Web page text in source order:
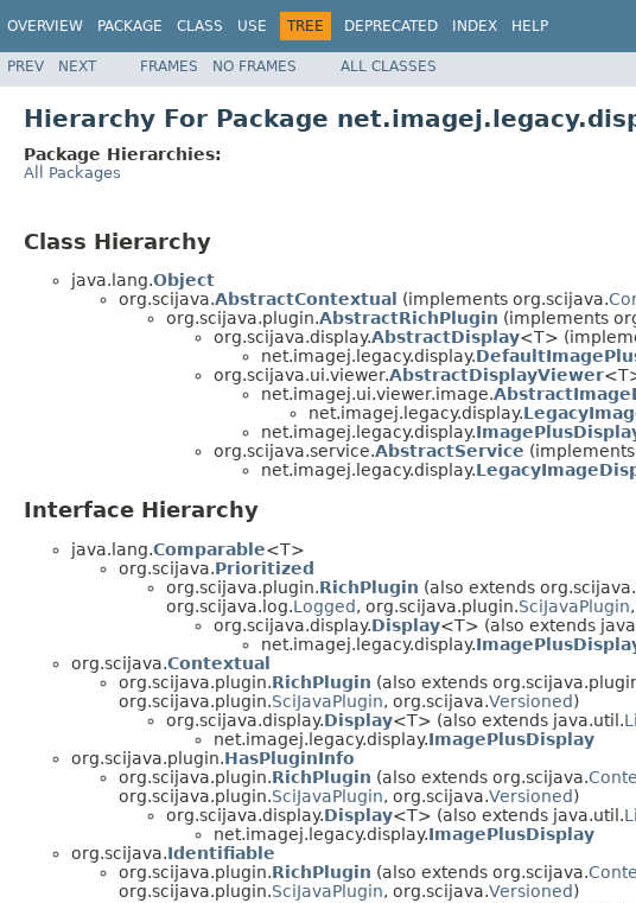
OVERVIEW PACKAGE CLASS USE TREE DEPRECATED INDEX HELP
PREV NEXT FRAMES NO FRAMES ALL CLASSES
Hierarchy For Package
Package Hierarchies:
All Packages
Class Hierarchy
java.lang.Object
org.scijava.AbstractContextual (implements org.scijava.
org.scijava.plugin.AbstractRichPlugin (implements
org.scijava.display.AbstractDisplay<T>
net.imagej.legacy.display.
org.scijava.ui.viewer.AbstractDisplayViewer
net.imagej.ui.viewer.image.
net.imagej.legacy.display.
net.imagej.legacy.display.
org.scijava.service.AbstractService
net.imagej.legacy.display.
Interface Hierarchy
java.lang.Comparable<T>
org.scijava.Prioritized
org.scijava.plugin.RichPlugin (also extends org.scijava.
org.scijava.log.Logged, org.scijava.plugin.SciJavaPlugin
org.scijava.display.Display<T> (also extends
net.imagej.legacy.display.
org.scijava.Contextual
org.scijava.plugin.RichPlugin (also extends
org.scijava.plugin.SciJavaPlugin, org.scijava.Versioned)
org.scijava.display.Display<T> (also extends java.util.
net.imagej.legacy.display.ImagePlusDisplay
org.scijava.plugin.HasPluginInfo
org.scijava.plugin.RichPlugin (also extends org.scijava.
org.scijava.plugin.SciJavaPlugin, org.scijava.Versioned)
org.scijava.display.Display<T> (also extends java.util.
net.imagej.legacy.display.ImagePlusDisplay
org.scijava.Identifiable
org.scijava.plugin.RichPlugin (also extends org.scijava.
org.scijava.plugin.SciJavaPlugin, org.scijava.Versioned)